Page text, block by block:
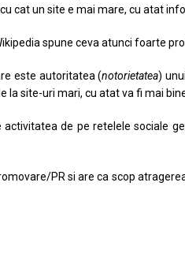
cat un site e mai mare, cu atat
spune ceva atunci foarte
este autoritatea (notorietatea)
la site-uri mari, cu atat va fi mai
de pe retelele sociale
PR si are ca scop